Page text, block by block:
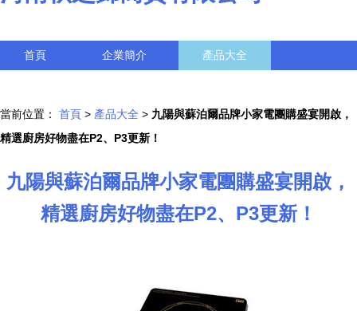
首頁 企業簡介 產品大全
當前位置： 首頁 > 產品大全 > 九陽與蘇泊爾品牌小家電團購盛宴開啟，
精選廚房好物盡在P2、P3更新！
九陽與蘇泊爾品牌小家電團購盛宴開啟，
精選廚房好物盡在P2、P3更新！